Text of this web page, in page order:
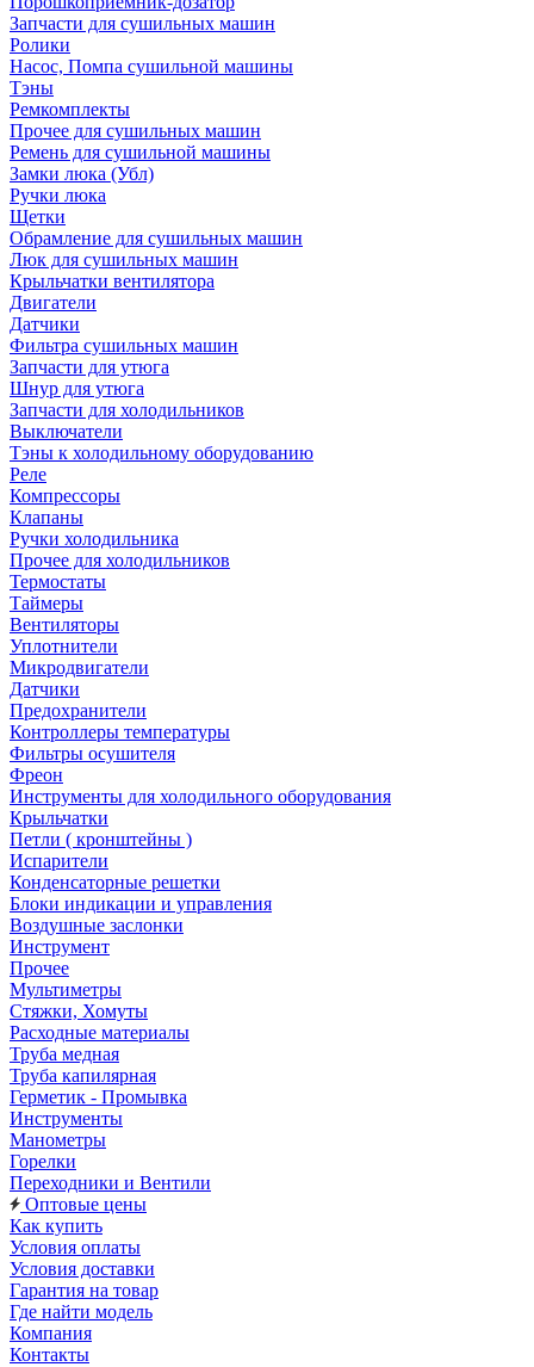
Запчасти для сушильных машин
Ролики
Насос, Помпа сушильной машины
Тэны
Ремкомплекты
Прочее для сушильных машин
Ремень для сушильной машины
Замки люка (Убл)
Ручки люка
Щетки
Обрамление для сушильных машин
Люк для сушильных машин
Крыльчатки вентилятора
Двигатели
Датчики
Фильтра сушильных машин
Запчасти для утюга
Шнур для утюга
Запчасти для холодильников
Выключатели
Тэны к холодильному оборудованию
Реле
Компрессоры
Клапаны
Ручки холодильника
Прочее для холодильников
Термостаты
Таймеры
Вентиляторы
Уплотнители
Микродвигатели
Датчики
Предохранители
Контроллеры температуры
Фильтры осушителя
Фреон
Инструменты для холодильного оборудования
Крыльчатки
Петли ( кронштейны )
Испарители
Конденсаторные решетки
Блоки индикации и управления
Воздушные заслонки
Инструмент
Прочее
Мультиметры
Стяжки, Хомуты
Расходные материалы
Труба медная
Труба капилярная
Герметик - Промывка
Инструменты
Манометры
Горелки
Переходники и Вентили
Оптовые цены
Как купить
Условия оплаты
Условия доставки
Гарантия на товар
Где найти модель
Компания
Контакты